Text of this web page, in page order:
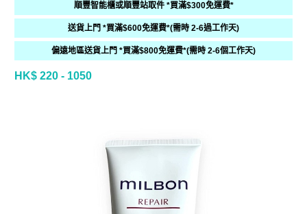
順豐智能櫃或順豐站取件 *買滿$300免運費*
送貨上門 *買滿$600免運費*(需時 2-6過工作天)
偏遠地區送貨上門 *買滿$800免運費*(需時 2-6個工作天)
HK$ 220 - 1050